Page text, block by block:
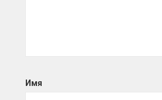
Имя